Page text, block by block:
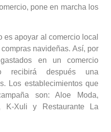
pone en marcha los
apoyar al comercio local
navideñas. Así, por
en un comercio
recibirá después una
Los establecimientos que
son: Aloe Moda,
K-Xuli y Restaurante La